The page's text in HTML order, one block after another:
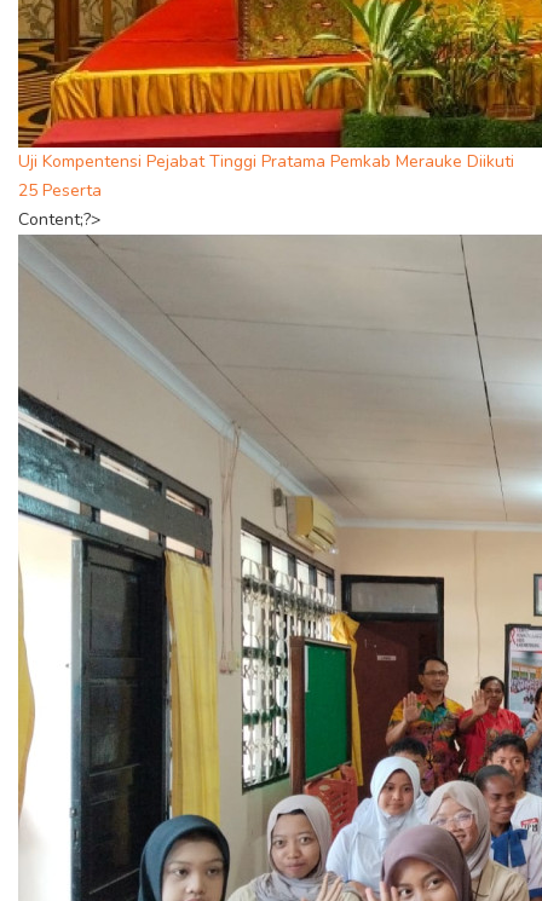
Uji Kompentensi Pejabat Tinggi Pratama Pemkab Merauke Diikuti
25 Peserta
Content;?>